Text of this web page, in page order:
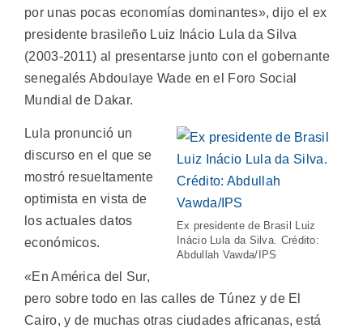
por unas pocas economías dominantes», dijo el ex
presidente brasileño Luiz Inácio Lula da Silva
(2003-2011) al presentarse junto con el gobernante
senegalés Abdoulaye Wade en el Foro Social
Mundial de Dakar.
Ex presidente de Brasil Luiz
Inácio Lula da Silva. Crédito:
Abdullah Vawda/IPS
Lula pronunció un
discurso en el que se
mostró resueltamente
optimista en vista de
los actuales datos
económicos.
«En América del Sur,
pero sobre todo en las calles de Túnez y de El
Cairo, y de muchas otras ciudades africanas, está